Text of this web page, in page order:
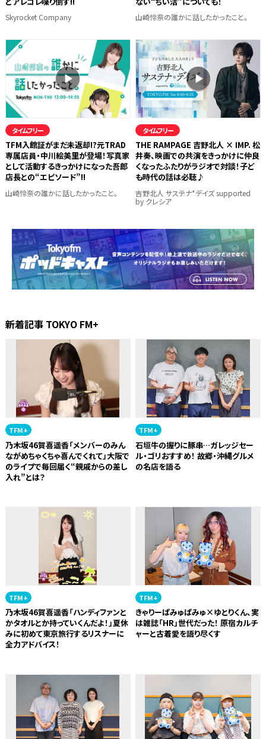
Skyrocket Company 山崎怜奈の誰かに話したかったこと。
タイムフリー
TFM入館証がまだ未返却!?元TRAD
専属店員・中川絵美里が登場！写真家
として活動するきっかけになった吾郎
店長との“エピソード”!!
山崎怜奈の誰かに話したかったこと。
タイムフリー
THE RAMPAGE 吉野北人 × IMP. 松
井奏、映画での共演をきっかけに仲良
くなったふたりがラジオで対談！子ど
も時代の話は必聴♪
吉野北人 サステナ*デイズ supported
by クレシア
新着記事 TOKYO FM+
TFM+
乃木坂46賀喜遥香「メンバーのみん
ながめちゃくちゃ喜んでくれて」大阪で
のライブで毎回届く“親戚からの差し
入れ”とは？
TFM+
石垣牛の握りに豚串…ガレッジセー
ル・ゴリおすすめ！ 故郷・沖縄グルメ
の名店を語る
TFM+
乃木坂46賀喜遥香「ハンディファンと
かタオルとか持っていくんだよ！」夏休
みに初めて東京旅行するリスナーに
全力アドバイス！
TFM+
きゃりーぱみゅぱみゅ×ゆとりくん、実
は雑誌「HR」世代だった！ 原宿カルチ
ャーと古着愛を語り尽くす